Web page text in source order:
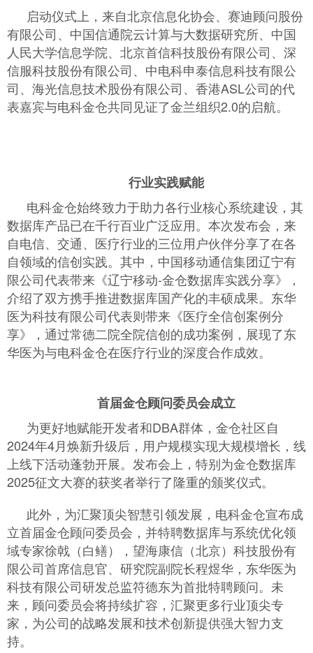
启动仪式上，来自北京信息化协会、赛迪顾问股份
有限公司、中国信通院云计算与大数据研究所、中国
人民大学信息学院、北京首信科技股份有限公司、深
信服科技股份有限公司、中电科申泰信息科技有限公
司、海光信息技术股份有限公司、香港ASL公司的代
表嘉宾与电科金仓共同见证了金兰组织2.0的启航。
行业实践赋能
电科金仓始终致力于助力各行业核心系统建设，其
数据库产品已在千行百业广泛应用。本次发布会，来
自电信、交通、医疗行业的三位用户伙伴分享了在各
自领域的信创实践。其中，中国移动通信集团辽宁有
限公司代表带来《辽宁移动-金仓数据库实践分享》，
介绍了双方携手推进数据库国产化的丰硕成果。东华
医为科技有限公司代表则带来《医疗全信创案例分
享》，通过常德二院全院信创的成功案例，展现了东
华医为与电科金仓在医疗行业的深度合作成效。
首届金仓顾问委员会成立
为更好地赋能开发者和DBA群体，金仓社区自
2024年4月焕新升级后，用户规模实现大规模增长，线
上线下活动蓬勃开展。发布会上，特别为金仓数据库
2025征文大赛的获奖者举行了隆重的颁奖仪式。
此外，为汇聚顶尖智慧引领发展，电科金仓宣布成
立首届金仓顾问委员会，并特聘数据库与系统优化领
域专家徐戟（白鳝），望海康信（北京）科技股份有
限公司首席信息官、研究院副院长程煜华，东华医为
科技有限公司研发总监符德东为首批特聘顾问。未
来，顾问委员会将持续扩容，汇聚更多行业顶尖专
家，为公司的战略发展和技术创新提供强大智力支
持。